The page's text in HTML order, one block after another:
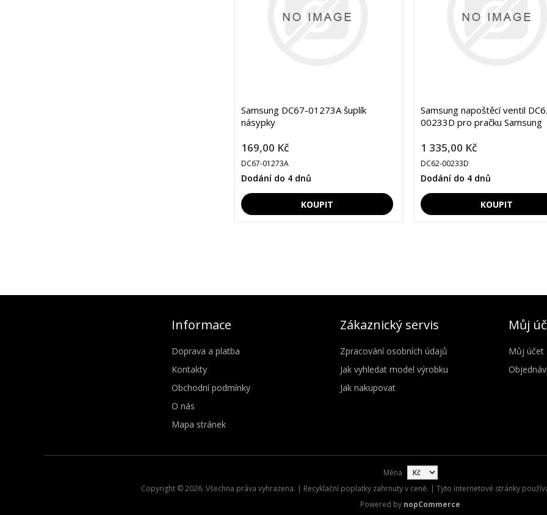
Samsung DC67-01273A šuplík
násypky
169,00 Kč
DC67-01273A
Dodání do 4 dnů
Samsung napoštěcí ventil
00233D pro pračku Samsung
1 335,00 Kč
DC62-00233D
Dodání do 4 dnů
Informace
Doprava a platba
Kontakty
Obchodní podmínky
O nás
Mapa stránek
Zákaznický servis
Zpracování osobních údajů
Jak vyhledat model výrobku
Jak nakupovat
Můj
Můj účet
Měna
Copyright © 2026. Všechna práva vyhrazena. | Recyklační poplatky zahrnuty v ceně. | Tyto internetové stránky
Powered by nopCommerce